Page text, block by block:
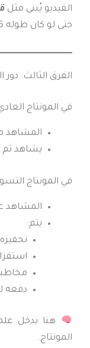
الفيديو يُبنى مثلقصة
حتى لو كان طوله 15 ثانية فقط.
الفرق الثالث: دور
في المونتاج العادي:
المشاهد
يشاهد ثم
في المونتاج
المشاهد
يتم:
تحفيزه
استفزازه
مخاطبة
دفعه
هنا يدخل علم
المونتاج.